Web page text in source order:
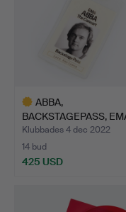
ABBA,
BACKSTAGEPASS,
ABBA The Concert,…
Klubbades 4 dec 2022
14 bud
425 USD